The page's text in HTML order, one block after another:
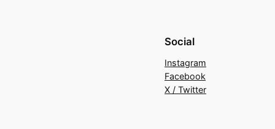
Social
Instagram
Facebook
X / Twitter